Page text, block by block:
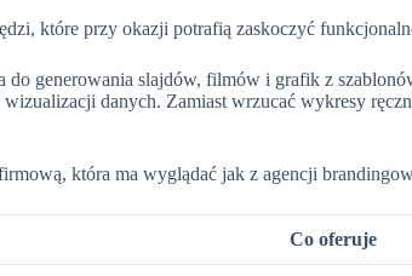
które przy okazji potrafią zaskoczyć
do generowania slajdów, filmów i grafik z
danych. Zamiast wrzucać wykresy
która ma wyglądać jak z agencji
Co oferuje